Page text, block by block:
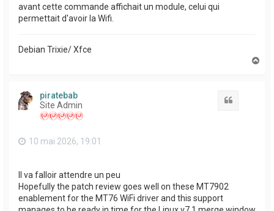
avant cette commande affichait un module, celui qui
permettait d'avoir la Wifi.
Debian Trixie/ Xfce
piratebab
Site Admin
10 mai 2026, 19:01
Il va falloir attendre un peu
Hopefully the patch review goes well on these MT7902
enablement for the MT76 WiFi driver and this support